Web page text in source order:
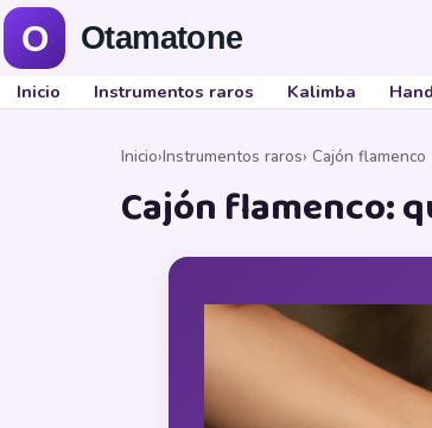
Inicio Instrumentos raros Kalimba
Inicio›Instrumentos raros› Cajón flamenco
Cajón flamenco: